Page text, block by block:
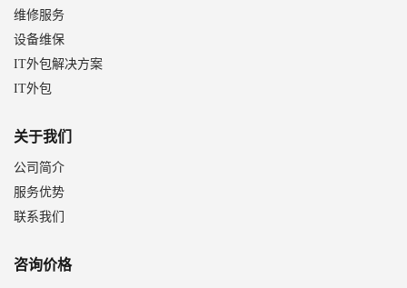
维修服务
设备维保
IT外包解决方案
IT外包
关于我们
公司简介
服务优势
联系我们
咨询价格